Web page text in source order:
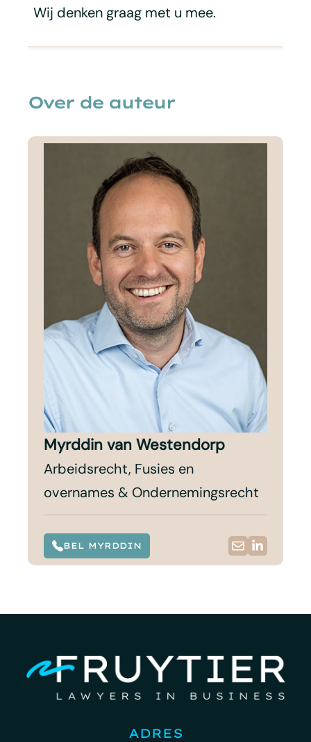
Wij denken graag met u mee.
Over de auteur
Myrddin van Westendorp
Arbeidsrecht, Fusies en
overnames & Ondernemingsrecht
BEL MYRDDIN
ADRES